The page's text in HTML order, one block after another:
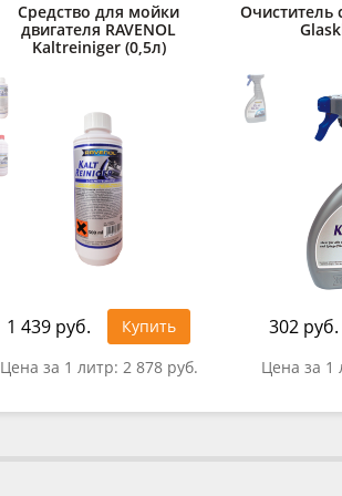
Средство для мойки
двигателя RAVENOL
Kaltreiniger (0,5л)
1 439 руб.
Купить
Цена за 1 литр: 2 878 руб.
Очиститель
302 руб.
Цена за 1